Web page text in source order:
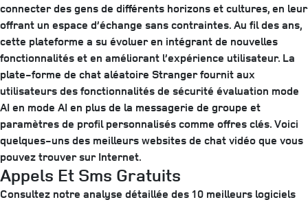
connecter des gens de différents horizons et cultures, en leur
offrant un espace d’échange sans contraintes. Au fil des ans,
cette plateforme a su évoluer en intégrant de nouvelles
fonctionnalités et en améliorant l’expérience utilisateur. La
plate-forme de chat aléatoire Stranger fournit aux
utilisateurs des fonctionnalités de sécurité évaluation mode
AI en mode AI en plus de la messagerie de groupe et
paramètres de profil personnalisés comme offres clés. Voici
quelques-uns des meilleurs websites de chat vidéo que vous
pouvez trouver sur Internet.
Appels Et Sms Gratuits
Consultez notre analyse détaillée des 10 meilleurs logiciels